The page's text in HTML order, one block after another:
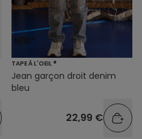
TAPE À L'OEIL ®
Jean garçon droit denim
bleu
22,99 €